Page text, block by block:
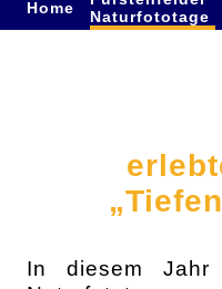
Home
Naturfototage
In diesem Jahr